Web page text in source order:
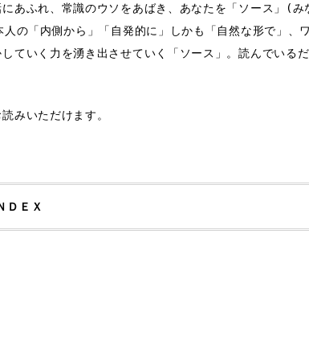
あふれ、常識のウソをあばき、あなたを「ソース」(
の「内側から」「自発的に」しかも「自然な形で」、
ていく力を湧き出させていく「ソース」。読んでいる
みいただけます。
ＤＥＸ